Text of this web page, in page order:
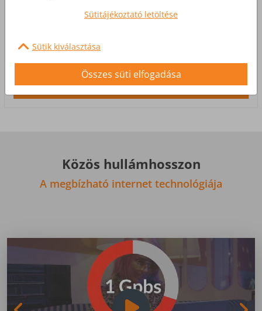
hangminőségével.
Megnézem a csatornakínálatot
Közös hullámhosszon
A megbízható internet technológiája
Sütitájékoztató letöltése
Sütik kiválasztása
Összes süti elfogadása